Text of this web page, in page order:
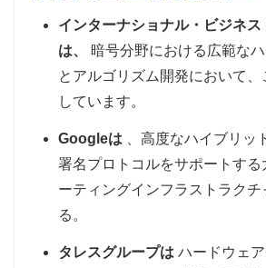
インターナショナル・ビジネ
は、
暗号分野における広範な
とアルゴリズム開発において
しています。
Googleは 、高度なハイブリッ
署名プロトコルをサポートする
ーティングインフラストラクチ
る。
タレスグループは ハードウェ